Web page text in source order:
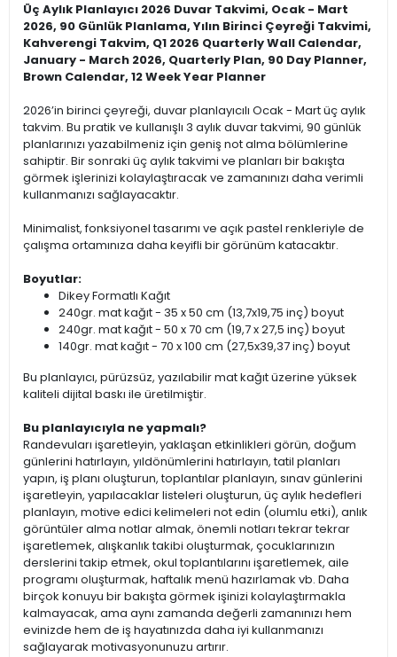
Üç Aylık Planlayıcı 2026 Duvar Takvimi, Ocak - Mart
2026, 90 Günlük Planlama, Yılın Birinci Çeyreği Takvimi,
Kahverengi Takvim, Q1 2026 Quarterly Wall Calendar,
January - March 2026, Quarterly Plan, 90 Day Planner,
Brown Calendar, 12 Week Year Planner
2026’in birinci çeyreği, duvar planlayıcılı Ocak - Mart üç aylık
takvim. Bu pratik ve kullanışlı 3 aylık duvar takvimi, 90 günlük
planlarınızı yazabilmeniz için geniş not alma bölümlerine
sahiptir. Bir sonraki üç aylık takvimi ve planları bir bakışta
görmek işlerinizi kolaylaştıracak ve zamanınızı daha verimli
kullanmanızı sağlayacaktır.
Minimalist, fonksiyonel tasarımı ve açık pastel renkleriyle de
çalışma ortamınıza daha keyifli bir görünüm katacaktır.
Boyutlar:
Dikey Formatlı Kağıt
240gr. mat kağıt - 35 x 50 cm (13,7x19,75 inç) boyut
240gr. mat kağıt - 50 x 70 cm (19,7 x 27,5 inç) boyut
140gr. mat kağıt - 70 x 100 cm (27,5x39,37 inç) boyut
Bu planlayıcı, pürüzsüz, yazılabilir mat kağıt üzerine yüksek
kaliteli dijital baskı ile üretilmiştir.
Bu planlayıcıyla ne yapmalı?
Randevuları işaretleyin, yaklaşan etkinlikleri görün, doğum
günlerini hatırlayın, yıldönümlerini hatırlayın, tatil planları
yapın, iş planı oluşturun, toplantılar planlayın, sınav günlerini
işaretleyin, yapılacaklar listeleri oluşturun, üç aylık hedefleri
planlayın, motive edici kelimeleri not edin (olumlu etki), anlık
görüntüler alma notlar almak, önemli notları tekrar tekrar
işaretlemek, alışkanlık takibi oluşturmak, çocuklarınızın
derslerini takip etmek, okul toplantılarını işaretlemek, aile
programı oluşturmak, haftalık menü hazırlamak vb. Daha
birçok konuyu bir bakışta görmek işinizi kolaylaştırmakla
kalmayacak, ama aynı zamanda değerli zamanınızı hem
evinizde hem de iş hayatınızda daha iyi kullanmanızı
sağlayarak motivasyonunuzu artırır.